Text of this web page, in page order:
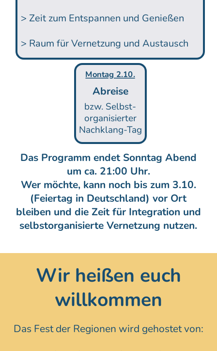
Montag 2.10.
Abreise
bzw. Selbst-
organisierter
Nachklang-Tag
Das Programm endet Sonntag Abend
um ca. 21:00 Uhr.
Wer möchte, kann noch bis zum 3.10.
(Feiertag in Deutschland) vor Ort
bleiben und die Zeit für Integration und
selbstorganisierte Vernetzung nutzen.
> Zeit zum Entspannen und Genießen
> Raum für Vernetzung und Austausch
Wir heißen euch
willkommen
Das Fest der Regionen wird gehostet von: